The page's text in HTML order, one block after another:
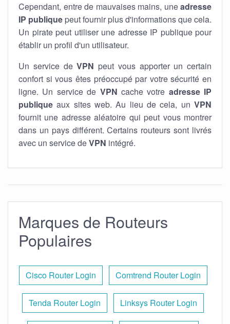
Cependant, entre de mauvaises mains, uneadresse
IP publique peut fournir plus d'informations que cela.
Un pirate peut utiliser une adresse IP publique pour
établir un profil d'un utilisateur.
Un service deVPN peut vous apporter un certain
confort si vous êtes préoccupé par votre sécurité en
ligne. Un service de VPN cache votre adresse IP
publique aux sites web. Au lieu de cela, un VPN
fournit une adresse aléatoire qui peut vous montrer
dans un pays différent. Certains routeurs sont livrés
avec un service deVPN intégré.
Marques de Routeurs
Populaires
Cisco Router Login Comtrend Router Login
Tenda Router Login Linksys Router Login